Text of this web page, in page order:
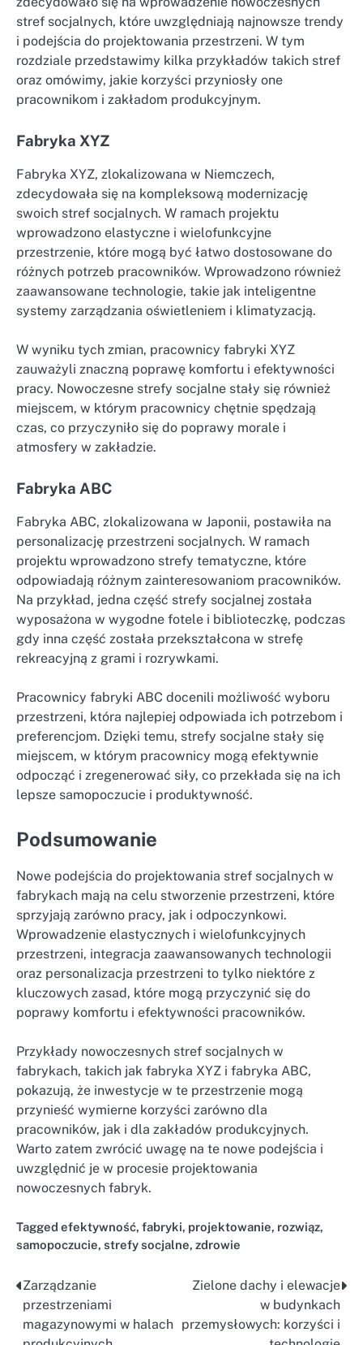
stref socjalnych, które uwzględniają najnowsze trendy
i podejścia do projektowania przestrzeni. W tym
rozdziale przedstawimy kilka przykładów takich stref
oraz omówimy, jakie korzyści przyniosły one
pracownikom i zakładom produkcyjnym.
Fabryka XYZ
Fabryka XYZ, zlokalizowana w Niemczech,
zdecydowała się na kompleksową modernizację
swoich stref socjalnych. W ramach projektu
wprowadzono elastyczne i wielofunkcyjne
przestrzenie, które mogą być łatwo dostosowane do
różnych potrzeb pracowników. Wprowadzono również
zaawansowane technologie, takie jak inteligentne
systemy zarządzania oświetleniem i klimatyzacją.
W wyniku tych zmian, pracownicy fabryki XYZ
zauważyli znaczną poprawę komfortu i efektywności
pracy. Nowoczesne strefy socjalne stały się również
miejscem, w którym pracownicy chętnie spędzają
czas, co przyczyniło się do poprawy morale i
atmosfery w zakładzie.
Fabryka ABC
Fabryka ABC, zlokalizowana w Japonii, postawiła na
personalizację przestrzeni socjalnych. W ramach
projektu wprowadzono strefy tematyczne, które
odpowiadają różnym zainteresowaniom pracowników.
Na przykład, jedna część strefy socjalnej została
wyposażona w wygodne fotele i biblioteczkę, podczas
gdy inna część została przekształcona w strefę
rekreacyjną z grami i rozrywkami.
Pracownicy fabryki ABC docenili możliwość wyboru
przestrzeni, która najlepiej odpowiada ich potrzebom i
preferencjom. Dzięki temu, strefy socjalne stały się
miejscem, w którym pracownicy mogą efektywnie
odpocząć i zregenerować siły, co przekłada się na ich
lepsze samopoczucie i produktywność.
Podsumowanie
Nowe podejścia do projektowania stref socjalnych w
fabrykach mają na celu stworzenie przestrzeni, które
sprzyjają zarówno pracy, jak i odpoczynkowi.
Wprowadzenie elastycznych i wielofunkcyjnych
przestrzeni, integracja zaawansowanych technologii
oraz personalizacja przestrzeni to tylko niektóre z
kluczowych zasad, które mogą przyczynić się do
poprawy komfortu i efektywności pracowników.
Przykłady nowoczesnych stref socjalnych w
fabrykach, takich jak fabryka XYZ i fabryka ABC,
pokazują, że inwestycje w te przestrzenie mogą
przynieść wymierne korzyści zarówno dla
pracowników, jak i dla zakładów produkcyjnych.
Warto zatem zwrócić uwagę na te nowe podejścia i
uwzględnić je w procesie projektowania
nowoczesnych fabryk.
Tagged efektywność, fabryki, projektowanie, rozwiąz,
samopoczucie, strefy socjalne, zdrowie
Nawigacja
wpisu
Zarządzanie
przestrzeniami
magazynowymi w halach
Zielone dachy i elewacje
w budynkach
przemysłowych: korzyści i